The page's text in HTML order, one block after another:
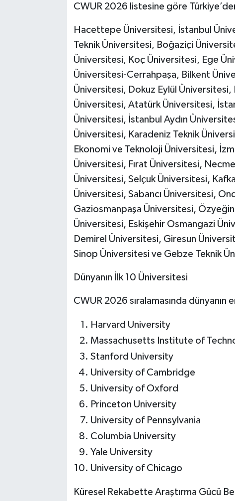
CWUR 2026 listesine göre
Hacettepe Üniversitesi, İstanbul
Teknik Üniversitesi, Boğaziçi
Üniversitesi, Koç Üniversitesi, Ege
Üniversitesi-Cerrahpaşa, Bilkent
Üniversitesi, Dokuz Eylül
Üniversitesi, Atatürk Üniversitesi,
Üniversitesi, İstanbul Aydın
Üniversitesi, Karadeniz Teknik
Ekonomi ve Teknoloji Üniversitesi,
Üniversitesi, Fırat Üniversitesi,
Üniversitesi, Selçuk Üniversitesi,
Üniversitesi, Sabancı Üniversitesi,
Gaziosmanpaşa Üniversitesi,
Üniversitesi, Eskişehir Osmangazi
Demirel Üniversitesi, Giresun
Sinop Üniversitesi ve Gebze Teknik
Dünyanın İlk 10 Üniversitesi
CWUR 2026 sıralamasında dünyanın
Harvard University
Massachusetts Institute of
Stanford University
University of Cambridge
University of Oxford
Princeton University
University of Pennsylvania
Columbia University
Yale University
University of Chicago
Küresel Rekabette Araştırma Gücü